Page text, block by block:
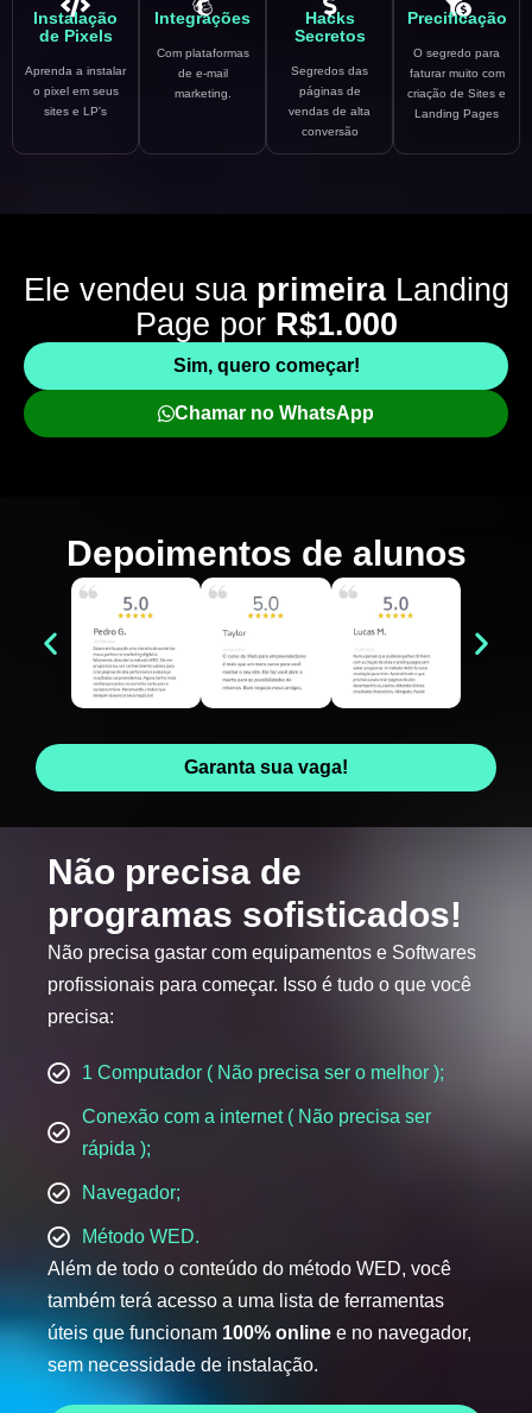
Instalação
de Pixels
Aprenda a instalar
o pixel em seus
sites e LP's
Integrações
Com plataformas
de e-mail
marketing.
Hacks
Secretos
Segredos das
páginas de
vendas de alta
conversão
Precificação
O segredo para
faturar muito com
criação de Sites e
Landing Pages
Ele vendeu sua primeira Landing
Page por R$1.000
Sim, quero começar!
Chamar no WhatsApp
Depoimentos de alunos
Garanta sua vaga!
Não precisa de
programas sofisticados!
Não precisa gastar com equipamentos e Softwares
profissionais para começar. Isso é tudo o que você
precisa:
1 Computador ( Não precisa ser o melhor );
Conexão com a internet ( Não precisa ser
rápida );
Navegador;
Método WED.
Além de todo o conteúdo do método WED, você
também terá acesso a uma lista de ferramentas
úteis que funcionam 100% online e no navegador,
sem necessidade de instalação.